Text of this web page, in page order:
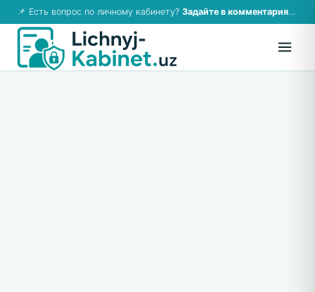
📌 Есть вопрос по личному кабинету? Задайте в комментариях — ответим!